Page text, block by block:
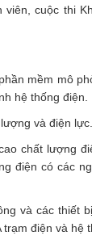
viên, cuộc thi
mềm mô
hệ thống điện.
và điện lực.
chất lượng
điện có các
và các thiết
điện và hệ